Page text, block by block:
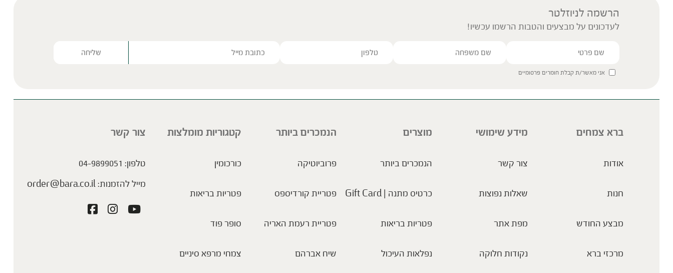
שייק סגול לתמיכה מיטבית
שייק משביע שסוגר פינה :)
הרשמה לניוזלטר
לעדכונים על מבצעים והטבות הרשמו עכשיו!
אני מאשר/ת קבלת חומרים פרסומיים
ברא צמחים
אודות
חנות
מבצע החודש
מרכזי ברא
מידע שימושי
צור קשר
שאלות נפוצות
מפת אתר
נקודות חלוקה
מוצרים
הנמכרים ביותר
כרטיס מתנה | Gift Card
פטריות בריאות
נפלאות העיכול
הנמכרים ביותר
פרוביוטיקה
פטריית קורדיספס
פטריית רעמת האריה
שיח אברהם
קטגוריות מומלצות
כורכומין
פטריות בריאות
סופר פוד
צמחי מרפא סיניים
צור קשר
טלפון: 04-9899051
מייל להזמנות:order@bara.co.il